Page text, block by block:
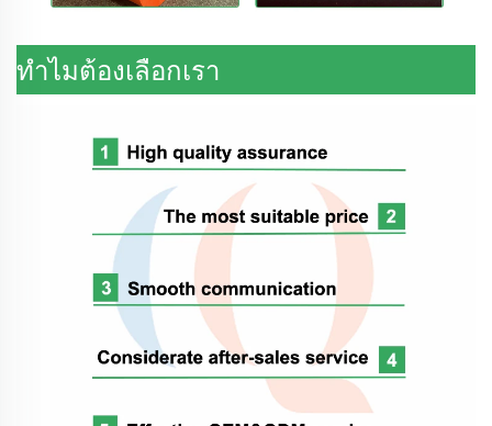
ทำไมต้องเลือกเรา